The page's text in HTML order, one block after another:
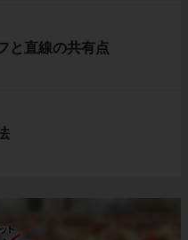
と直線の共有点